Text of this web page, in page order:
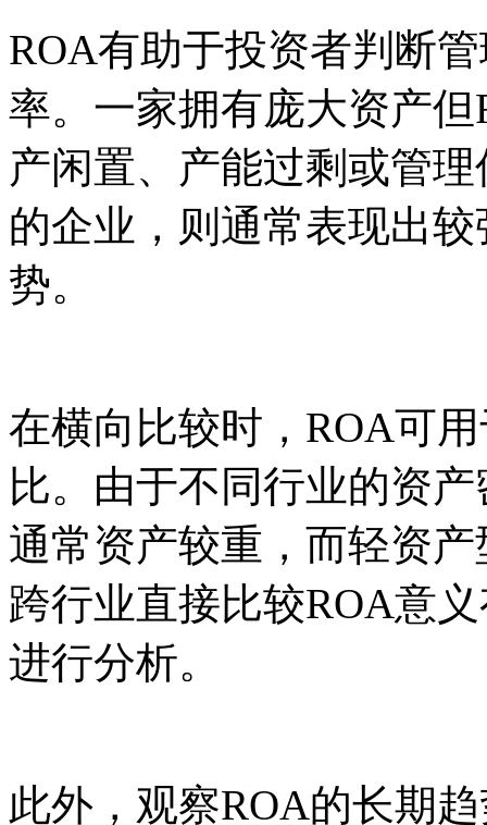
ROA有助于投资者判断
率。一家拥有庞大资产
产闲置、产能过剩或管
的企业，则通常表现出
势。
在横向比较时，ROA可
比。由于不同行业的资
通常资产较重，而轻资
跨行业直接比较ROA意
进行分析。
此外，观察ROA的长期